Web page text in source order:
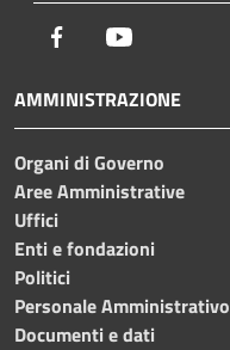
Facebook
AMMINISTRAZIONE
Organi di Governo
Aree Amministrative
Uffici
Enti e fondazioni
Politici
Personale Amministrativo
Documenti e dati